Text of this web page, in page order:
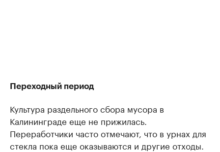
Переходный период
Культура раздельного сбора мусора в
Калининграде еще не прижилась.
Переработчики часто отмечают, что в урнах для
стекла пока еще оказываются и другие отходы.